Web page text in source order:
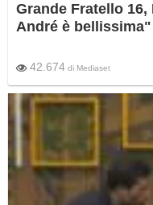
Grande Fratello
André è bellissima"
42.674 di Mediaset